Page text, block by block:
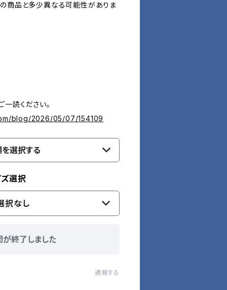
の商品と多少異なる可能性がありま
読ください。
blog/2026/05/07/154109
選択する
ズ選択
択なし
終了しました
通報する